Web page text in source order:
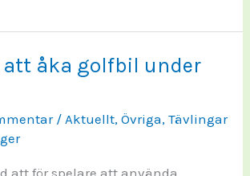
åka golfbil under
/Aktuellt,Övriga,Tävlingar